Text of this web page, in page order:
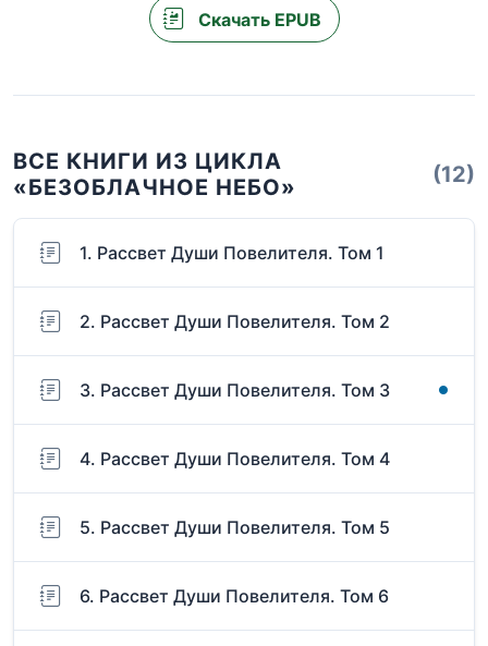
Скачать EPUB
ВСЕ КНИГИ ИЗ ЦИКЛА
«БЕЗОБЛАЧНОЕ НЕБО»
(12)
1. Рассвет Души Повелителя. Том 1
2. Рассвет Души Повелителя. Том 2
3. Рассвет Души Повелителя. Том 3
4. Рассвет Души Повелителя. Том 4
5. Рассвет Души Повелителя. Том 5
6. Рассвет Души Повелителя. Том 6